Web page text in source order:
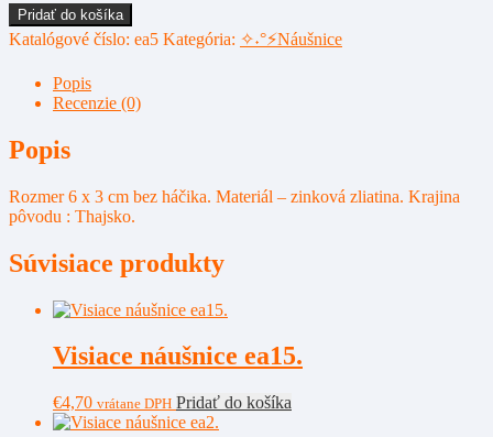
množstvo
Visiace
náušnice
Pridať do košíka
Katalógové číslo: ea5 Kategória: ✧˖°⚡Náušnice
Popis
Recenzie (0)
Popis
Rozmer 6 x 3 cm bez háčika. Materiál – zinková zliatina. Krajina
pôvodu : Thajsko.
Súvisiace produkty
Visiace náušnice ea15.
€4,70 vrátane DPH Pridať do košíka